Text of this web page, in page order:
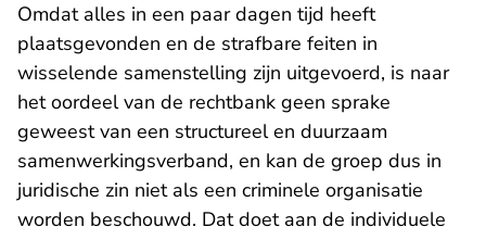
Omdat alles in een paar dagen tijd heeft
plaatsgevonden en de strafbare feiten in
wisselende samenstelling zijn uitgevoerd, is naar
het oordeel van de rechtbank geen sprake
geweest van een structureel en duurzaam
samenwerkingsverband, en kan de groep dus in
juridische zin niet als een criminele organisatie
worden beschouwd. Dat doet aan de individuele